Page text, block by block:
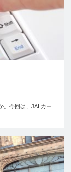
。今回は、JALカー